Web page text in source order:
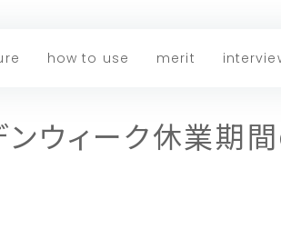
how to use merit
ウィーク休業期